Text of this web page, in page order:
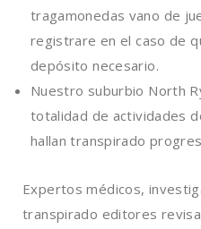
tragamonedas vano de
registrare en el caso de
depósito necesario.
Nuestro suburbio North
totalidad de actividades
hallan transpirado
Expertos médicos,
transpirado editores